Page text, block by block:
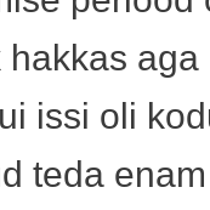
aga
issi oli
teda